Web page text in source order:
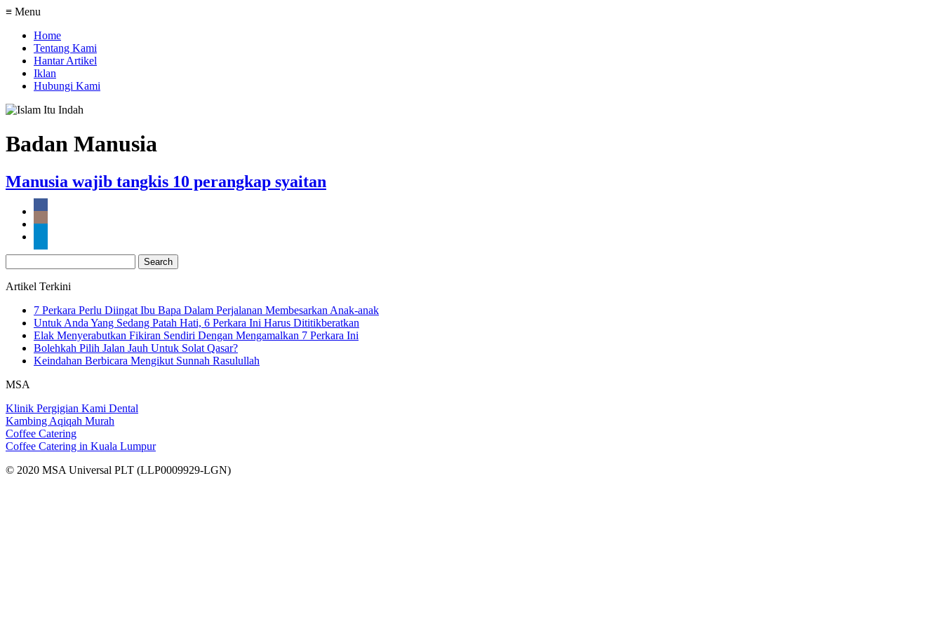
≡ Menu
Home
Tentang Kami
Hantar Artikel
Iklan
Hubungi Kami
Badan Manusia
Manusia wajib tangkis 10 perangkap syaitan
for:
Artikel Terkini
7 Perkara Perlu Diingat Ibu Bapa Dalam Perjalanan Membesarkan Anak-anak
Untuk Anda Yang Sedang Patah Hati, 6 Perkara Ini Harus Dititikberatkan
Elak Menyerabutkan Fikiran Sendiri Dengan Mengamalkan 7 Perkara Ini
Bolehkah Pilih Jalan Jauh Untuk Solat Qasar?
Keindahan Berbicara Mengikut Sunnah Rasulullah
MSA
Klinik Pergigian Kami Dental
Kambing Aqiqah Murah
Coffee Catering
Coffee Catering in Kuala Lumpur
© 2020 MSA Universal PLT (LLP0009929-LGN)